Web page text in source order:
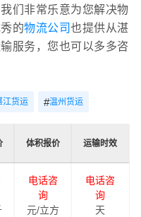
们非常乐意为您解决物
的物流公司也提供从湛
服务，您也可以多多咨
江货运 #温州货运
体积报价 运输时效
电话咨
询
元/立方
电话咨
询
天